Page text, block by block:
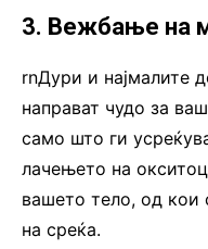
3. Вежбање на
rnДури и најмалите
направат чудо за
само што ги
лачењето на
вашето тело, од кои
на среќа.